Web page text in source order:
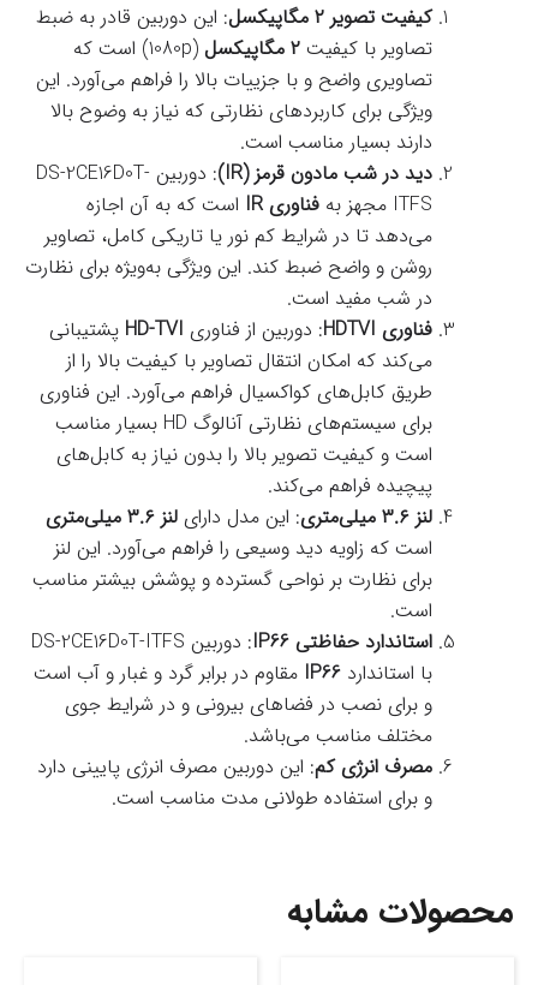
کیفیت تصویر ۲ مگاپیکسل
: این دوربین قادر به ضبط
تصاویر با کیفیت ۲ مگاپیکسل
(1080p) است که
تصاویری واضح و با جزییات بالا را فراهم می‌آورد. این
ویژگی برای کاربردهای نظارتی که نیاز به وضوح بالا
دارند بسیار مناسب است.
دید در شب مادون قرمز (IR)
: دوربین DS-2CE16D0T-
ITFS مجهز به
فناوری IR
است که به آن اجازه
می‌دهد تا در شرایط کم نور یا تاریکی کامل، تصاویر
روشن و واضح ضبط کند. این ویژگی به‌ویژه برای نظارت
در شب مفید است.
فناوری HDTVI
: دوربین از فناوری HD-TVI پشتیبانی
می‌کند که امکان انتقال تصاویر با کیفیت بالا را از
طریق کابل‌های کواکسیال فراهم می‌آورد. این فناوری
برای سیستم‌های نظارتی آنالوگ HD بسیار مناسب
است و کیفیت تصویر بالا را بدون نیاز به کابل‌های
پیچیده فراهم می‌کند.
لنز ۳.۶ میلی‌متری
: این مدل دارای لنز ۳.۶ میلی‌متری
است که زاویه دید وسیعی را فراهم می‌آورد. این لنز
برای نظارت بر نواحی گسترده و پوشش بیشتر مناسب
است.
استاندارد حفاظتی IP66
: دوربین DS-2CE16D0T-ITFS
با استاندارد IP66 مقاوم در برابر گرد و غبار و آب است
و برای نصب در فضاهای بیرونی و در شرایط جوی
مختلف مناسب می‌باشد.
مصرف انرژی کم: این دوربین مصرف انرژی پایینی دارد
و برای استفاده طولانی مدت مناسب است.
محصولات مشابه